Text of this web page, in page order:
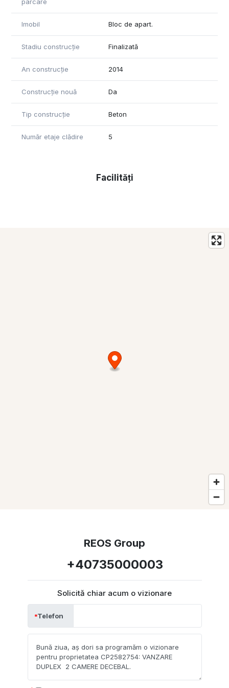
pentru obținerea unui credit ipotecar/noua casa sau pentru
alte informații bancare .
această proprietate unică !
Imobil Bloc de apart.
Stadiu construcție Finalizată
An construcție 2014
Construcție nouă Da
Tip construcție Beton
Număr etaje clădire 5
Facilități
REOS Group
+40735000003
Solicită chiar acum o vizionare
Telefon